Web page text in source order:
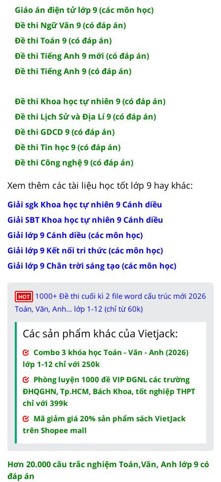
Giáo án điện tử lớp 9 (các môn học)
Đề thi Ngữ Văn 9 (có đáp án)
Đề thi Toán 9 (có đáp án)
Đề thi Tiếng Anh 9 mới (có đáp án)
Đề thi Tiếng Anh 9 (có đáp án)
Đề thi Khoa học tự nhiên 9 (có đáp án)
Đề thi Lịch Sử và Địa Lí 9 (có đáp án)
Đề thi GDCD 9 (có đáp án)
Đề thi Tin học 9 (có đáp án)
Đề thi Công nghệ 9 (có đáp án)
Xem thêm các tài liệu học tốt lớp 9 hay khác:
Giải sgk Khoa học tự nhiên 9 Cánh diều
Giải SBT Khoa học tự nhiên 9 Cánh diều
Giải lớp 9 Cánh diều (các môn học)
Giải lớp 9 Kết nối tri thức (các môn học)
Giải lớp 9 Chân trời sáng tạo (các môn học)
HOT
1000+ Đề thi cuối kì 2 file word cấu trúc mới 2026
Toán, Văn, Anh... lớp 1-12 (chỉ từ 60k)
Các sản phẩm khác của Vietjack:
Combo 3 khóa học Toán - Văn - Anh (2026)
lớp 1-12 chỉ với 250k
Phòng luyện 1000 đề VIP ĐGNL các trường
ĐHQGHN, Tp.HCM, Bách Khoa, tốt nghiệp THPT
chỉ với 399k
Mã giảm giá 20% sản phẩm sách VietJack
trên Shopee mall
Hơn 20.000 câu trắc nghiệm Toán,Văn, Anh lớp 9 có
đáp án